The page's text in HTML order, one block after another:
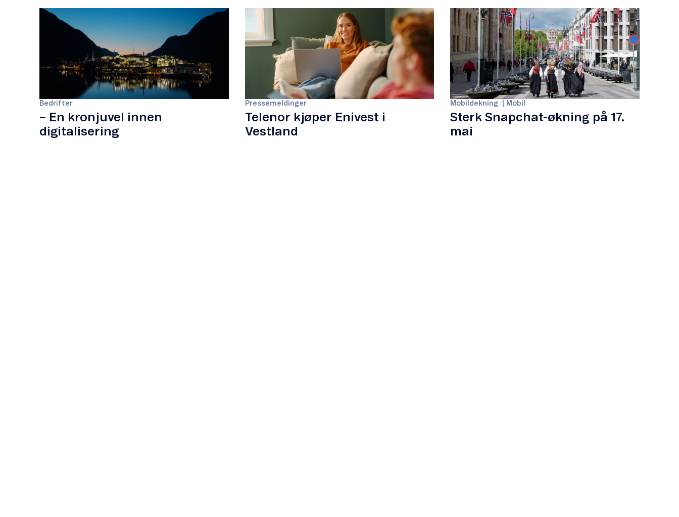
Bedrifter
– En kronjuvel innen
digitalisering
Pressemeldinger
Telenor kjøper Enivest i
Vestland
Mobildekning Mobil
Sterk Snapchat-økning på 17.
mai